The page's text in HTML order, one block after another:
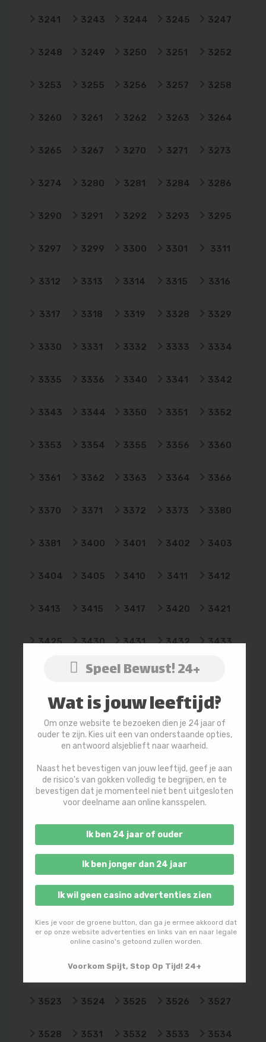
3241 3243 3244 3245 3247
3248 3249 3250 3251 3252
3253 3255 3256 3257 3258
3260 3261 3262 3263 3264
3265 3267 3270 3271 3273
3274 3280 3281 3284 3286
3290 3291 3292 3293 3295
3297 3299 3300 3301 3311
3312 3313 3314 3315 3316
3317 3318 3319 3328 3329
3330 3331 3332 3333 3334
3335 3336 3340 3341 3342
3343 3344 3350 3351 3352
3353 3354 3355 3356 3360
3361 3362 3363 3364 3366
3370 3371 3372 3373 3380
3381 3400 3401 3402 3403
3404 3405 3410 3411 3412
3413 3415 3417 3420 3421
3425 3430 3431 3432 3433
3435 3436 3437
3439 3440 3441 3442 3443
3444 3445 3446 3447 3448
3449 3450 3451 3452 3453
3455 3460 3461
3466 3467 3470
3480 3481 3500
3502 3503 3504 3505 3506
3507 3508 3509 3511 3512
3514 3515 3521
3523 3524 3525 3526 3527
3528 3531 3532 3533 3534
Speel Bewust! 24+
Wat is jouw leeftijd?
Om onze website te bezoeken dien je 24 jaar of
ouder te zijn. Kies uit een van onderstaande opties,
en antwoord alsjeblieft naar waarheid.
Naast het bevestigen van jouw leeftijd, geef je aan
de risico's van gokken volledig te begrijpen, en te
bevestigen dat je momenteel niet bent uitgesloten
voor deelname aan online kansspelen.
Kies je voor de groene button, dan ga je ermee akkoord dat
er op onze website advertenties en links van en naar legale
online casino's getoond zullen worden.
Voorkom Spijt, Stop Op Tijd! 24+
Ik ben 24 jaar of ouder
Ik ben jonger dan 24 jaar
Ik wil geen casino advertenties zien